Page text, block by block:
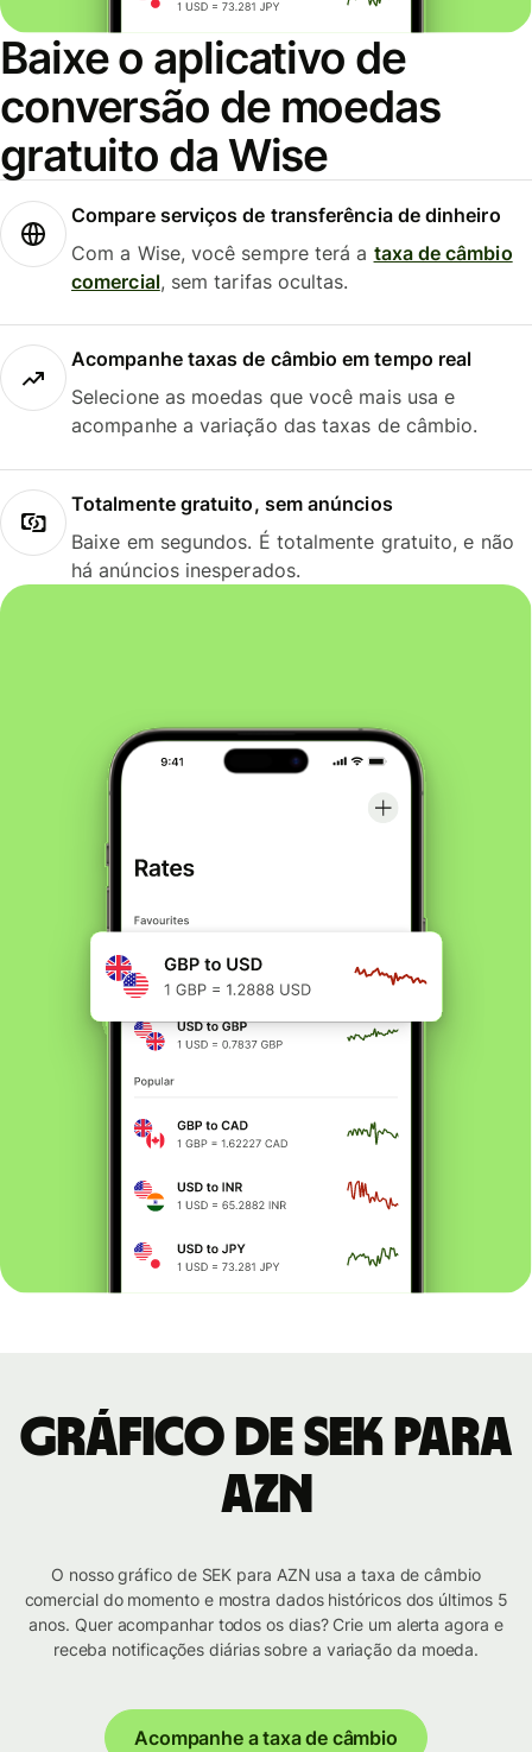
Baixe o aplicativo de
conversão de moedas
gratuito da Wise
Compare serviços de transferência de dinheiro
Com a Wise, você sempre terá a taxa de câmbio
comercial, sem tarifas ocultas.
Acompanhe taxas de câmbio em tempo real
Selecione as moedas que você mais usa e
acompanhe a variação das taxas de câmbio.
Totalmente gratuito, sem anúncios
Baixe em segundos. É totalmente gratuito, e não
há anúncios inesperados.
Gráfico de SEK para
AZN
O nosso gráfico de SEK para AZN usa a taxa de câmbio
comercial do momento e mostra dados históricos dos últimos 5
anos. Quer acompanhar todos os dias? Crie um alerta agora e
receba notificações diárias sobre a variação da moeda.
Acompanhe a taxa de câmbio